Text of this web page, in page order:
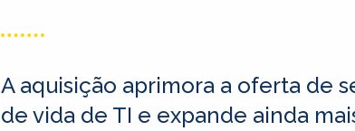
A aquisição aprimora a oferta de
de vida de TI e expande ainda